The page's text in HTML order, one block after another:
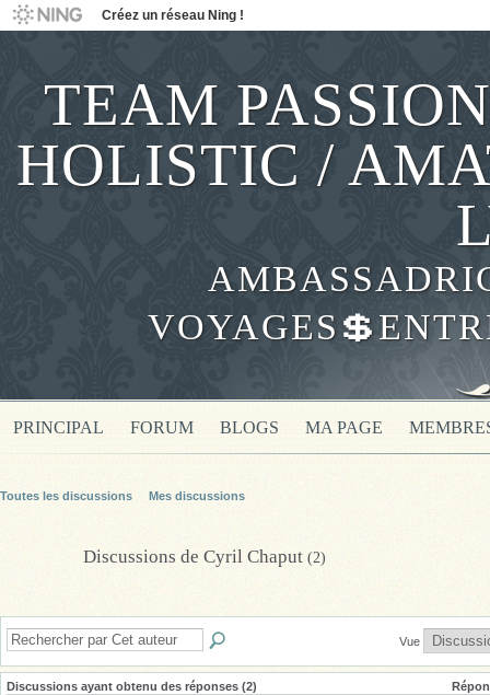
Créez un réseau Ning !
TEAM
HOLISTIC /
PRINCIPAL FORUM BLOGS MA PAGE
Toutes les discussions Mes discussions
Discussions de Cyril Chaput (2)
Vue
Discussions ayant obtenu des réponses (2)